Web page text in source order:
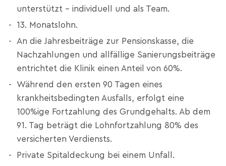
unterstützt – individuell und als Team.
13. Monatslohn.
An die Jahresbeiträge zur Pensionskasse, die
Nachzahlungen und allfällige Sanierungsbeiträge
entrichtet die Klinik einen Anteil von 60%.
Während den ersten 90 Tagen eines
krankheitsbedingten Ausfalls, erfolgt eine
100%ige Fortzahlung des Grundgehalts. Ab dem
91. Tag beträgt die Lohnfortzahlung 80% des
versicherten Verdiensts.
Private Spitaldeckung bei einem Unfall.